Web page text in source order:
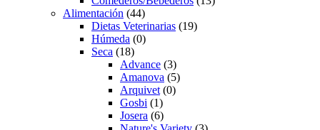
Alimentación (44)
Dietas Veterinarias (19)
Húmeda (0)
Seca (18)
Advance (3)
Amanova (5)
Arquivet (0)
Gosbi (1)
Josera (6)